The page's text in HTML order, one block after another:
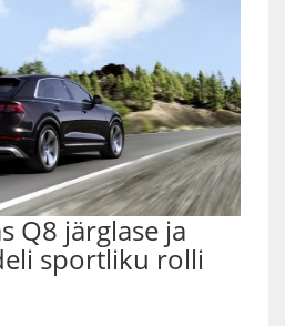
Q8 järglase ja
sportliku rolli